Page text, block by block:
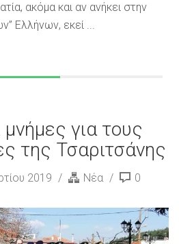
ακόμα και αν ανήκει στην
Ελλήνων, εκεί ...
μνήμες για τους
της Τσαριτσάνης
2019 Νέα 0